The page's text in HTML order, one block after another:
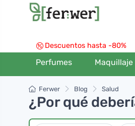
Descuentos hasta -80%
Perfumes Maquillaje
Ferwer Blog Salud
¿Por qué